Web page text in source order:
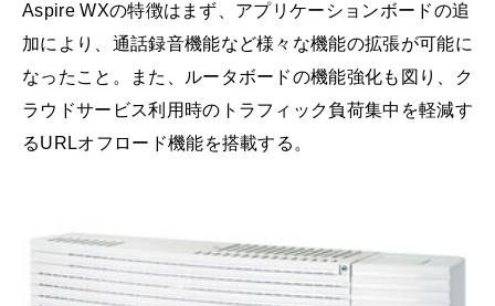
Aspire WXの特徴はまず、アプリケーションボードの追
加により、通話録音機能など様々な機能の拡張が可能に
なったこと。また、ルータボードの機能強化も図り、ク
ラウドサービス利用時のトラフィック負荷集中を軽減す
るURLオフロード機能を搭載する。